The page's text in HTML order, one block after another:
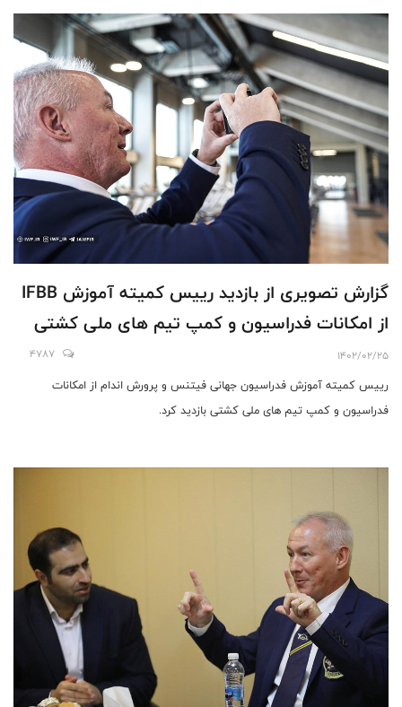
گزارش تصویری از بازدید رییس کمیته آموزش IFBB
از امکانات فدراسیون و کمپ تیم های ملی کشتی
1402/02/25
4787
رییس کمیته آموزش فدراسیون جهانی فیتنس و پرورش اندام از امکانات
فدراسیون و کمپ تیم های ملی کشتی بازدید کرد.